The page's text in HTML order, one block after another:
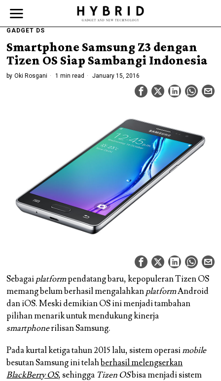
GADGET DS
Smartphone Samsung Z3 dengan
Tizen OS Siap Sambangi Indonesia
by Oki Rosgani 1 min read January 15, 2016
Sebagaiplatformpendatang baru, kepopuleran Tizen OS
memang belum berhasil mengalahkanplatformAndroid
dan iOS. Meski demikian OS ini menjadi tambahan
pilihan menarik untuk mendukung kinerja
smartphonerilisan Samsung.
Pada kurtal ketiga tahun 2015 lalu, sistem operasimobile
besutan Samsung ini telahberhasil melengserkan
BlackBerry OS, sehingga Tizen OSbisa menjadi sistem